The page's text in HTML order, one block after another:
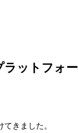
ットフォ
きました。